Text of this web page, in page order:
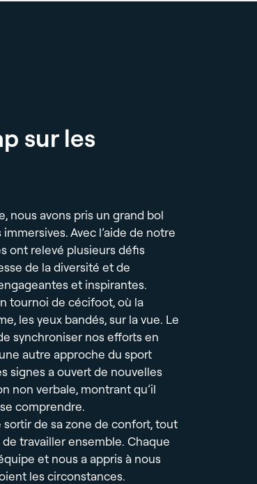
sur les
nous avons pris un grand bol
Avec l’aide de notre
ont relevé plusieurs défis
de la diversité et de
et inspirantes.
tournoi de cécifoot, où la
les yeux bandés, sur la vue. Le
synchroniser nos efforts en
autre approche du sport
signes a ouvert de nouvelles
non verbale, montrant qu’il
comprendre.
de sa zone de confort, tout
travailler ensemble. Chaque
et nous a appris à nous
les circonstances.